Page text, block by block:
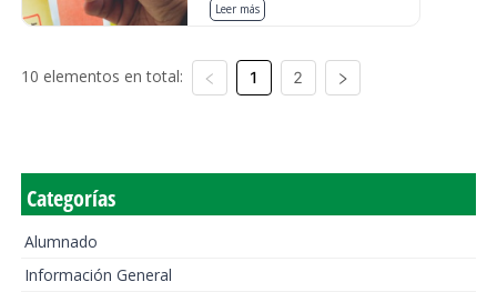
Leer más
10 elementos en total: 1 2
Categorías
Alumnado
Información General